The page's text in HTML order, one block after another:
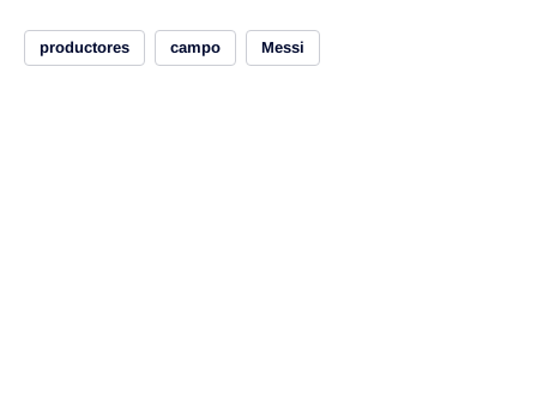
productores campo Messi